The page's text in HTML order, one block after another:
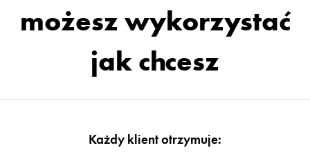
możesz wykorzystać
jak chcesz
Każdy klient otrzymuje: